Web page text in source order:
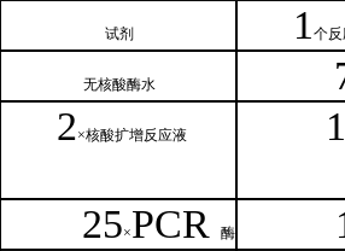
试剂 1 个反
无核酸酶水
2×核酸扩增反应液 1
25×PCR 酶